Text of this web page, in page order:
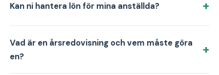
Kan ni hantera lön för mina anställda?
Vad är en årsredovisning och vem måste göra
en?